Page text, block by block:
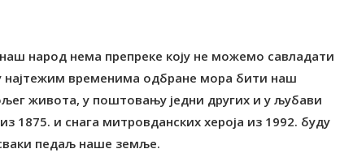
народ нема препреке коју не можемо савладати
најтежим временима одбране мора бити наш
живота, у поштовању једни других и у љубави
1875. и снага митровданских хероја из 1992. буду
педаљ наше земље.